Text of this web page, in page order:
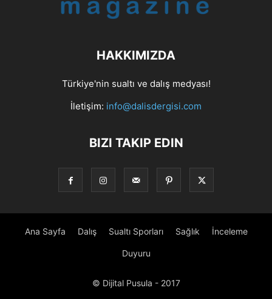
HAKKIMIZDA
Türkiye'nin sualtı ve dalış medyası!
İletişim: info@dalisdergisi.com
BIZI TAKIP EDIN
Ana Sayfa Dalış Sualtı Sporları Sağlık İnceleme
Duyuru
© Dijital Pusula - 2017